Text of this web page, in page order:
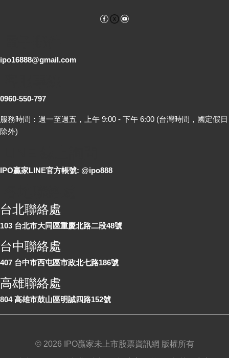
Facebook
ipo16888@gmail.com
0960-550-797
服務時間：週一至週五，上午 9:00 - 下午 6:00 (台灣時間，國定假日
除外)
IPO贏家LINE官方帳號: @ipo888
台北聯絡處
103 台北市大同區重慶北路二段48號
台中聯絡處
407 台中市西屯區市政北七路186號
高雄聯絡處
804 高雄市鼓山區明誠四路152號
© 2026 IPO贏家未上市股票資訊網 版權所有